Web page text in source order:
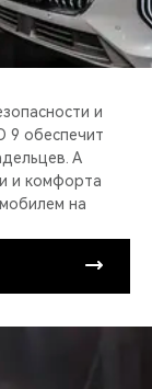
и
9 обеспечит
А
и комфорта
на